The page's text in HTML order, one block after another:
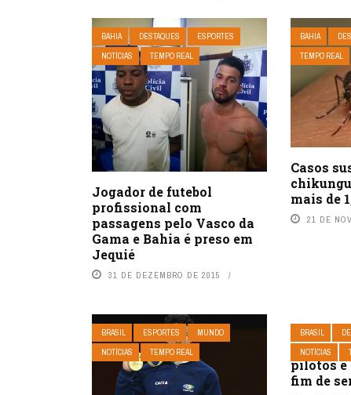
BAHIA DESTAQUES
ESPORTES
NOTÍCIAS
TEMPO REAL
Jogador de futebol
profissional com
passagens pelo Vasco da
Gama e Bahia é preso em
Jequié
31 DE DEZEMBRO DE 2015
BAHIA
TEMPO REAL
Casos
mais de
21 DE
BRASIL ESPORTES
MUNDO
NOTÍCIAS
TEMPO REAL
BRASIL
NOTÍCIAS
Rally
pilotos e
fim de